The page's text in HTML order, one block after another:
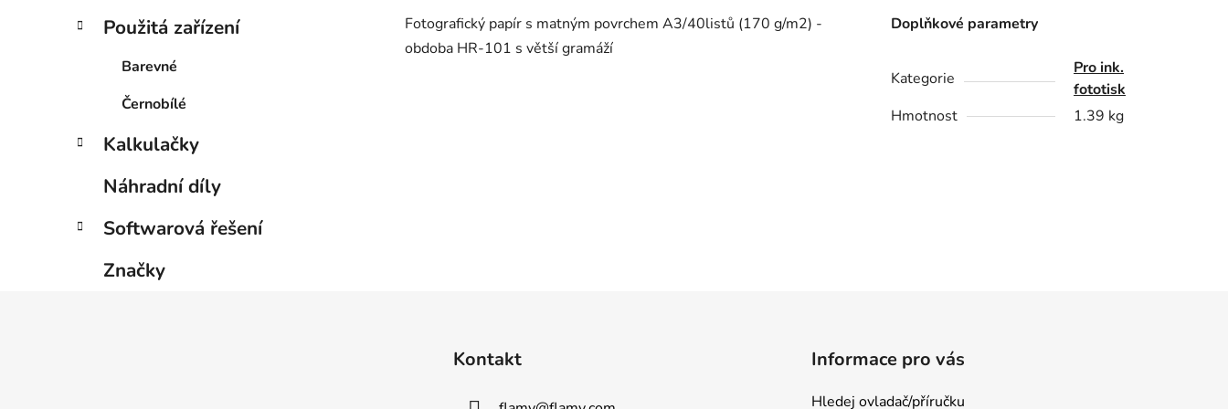
Použitá zařízení
Barevné
Černobílé
Kalkulačky
Náhradní díly
Softwarová řešení
Značky
Fotografický papír s matným povrchem A3/40listů (170 g/m2) -
obdoba HR-101 s větší gramáží
Doplňkové parametry
Kategorie
Pro ink.
fototisk
Hmotnost
1.39 kg
Kontakt Informace pro vás
Hledej ovladač/příručku